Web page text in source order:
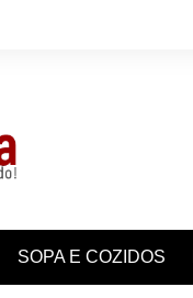
SOPA E COZIDOS